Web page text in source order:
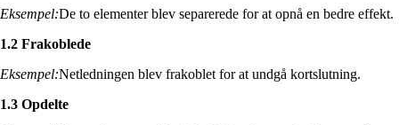
Eksempel:De to elementer blev separerede for at opnå en bedre effekt.
1.2 Frakoblede
Eksempel:Netledningen blev frakoblet for at undgå kortslutning.
1.3 Opdelte